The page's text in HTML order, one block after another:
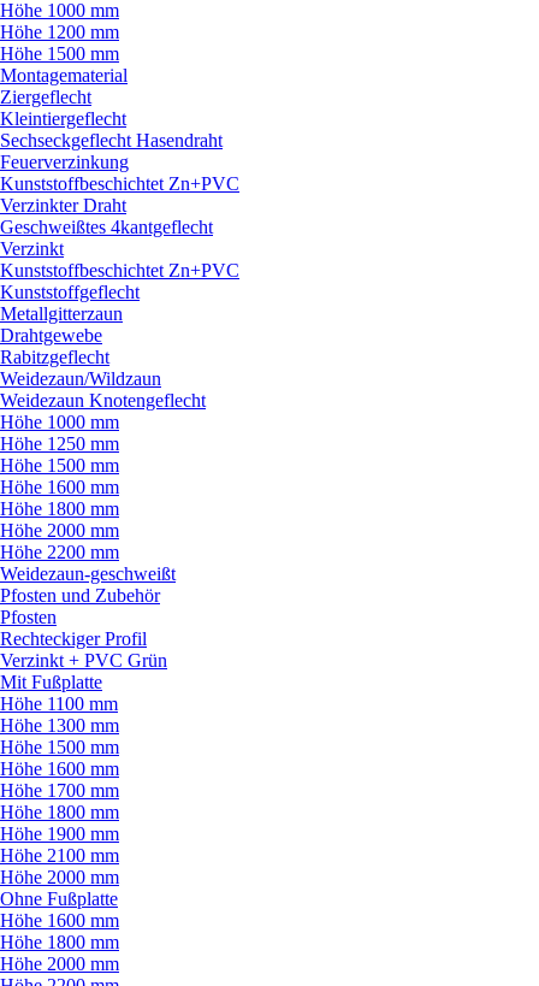
Höhe 1000 mm
Höhe 1200 mm
Höhe 1500 mm
Montagematerial
Ziergeflecht
Kleintiergeflecht
Sechseckgeflecht Hasendraht
Feuerverzinkung
Kunststoffbeschichtet Zn+PVC
Verzinkter Draht
Geschweißtes 4kantgeflecht
Verzinkt
Kunststoffbeschichtet Zn+PVC
Kunststoffgeflecht
Metallgitterzaun
Drahtgewebe
Rabitzgeflecht
Weidezaun/Wildzaun
Weidezaun Knotengeflecht
Höhe 1000 mm
Höhe 1250 mm
Höhe 1500 mm
Höhe 1600 mm
Höhe 1800 mm
Höhe 2000 mm
Höhe 2200 mm
Weidezaun-geschweißt
Pfosten und Zubehör
Pfosten
Rechteckiger Profil
Verzinkt + PVC Grün
Mit Fußplatte
Höhe 1100 mm
Höhe 1300 mm
Höhe 1500 mm
Höhe 1600 mm
Höhe 1700 mm
Höhe 1800 mm
Höhe 1900 mm
Höhe 2100 mm
Höhe 2000 mm
Ohne Fußplatte
Höhe 1600 mm
Höhe 1800 mm
Höhe 2000 mm